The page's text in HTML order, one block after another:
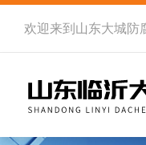
欢迎来到 山东大城防